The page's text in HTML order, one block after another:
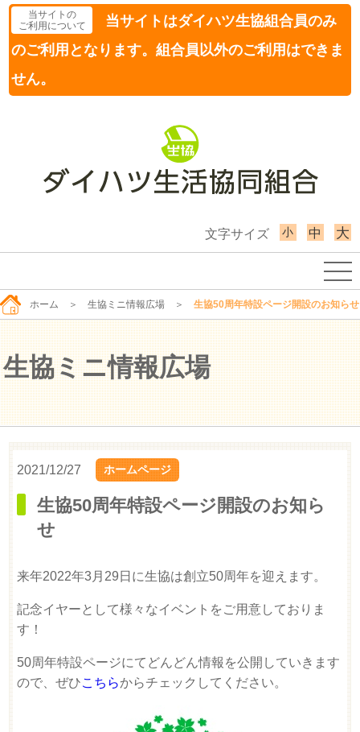
当サイトの
ご利用について
当サイトはダイハツ生協組合員のみ
のご利用となります。組合員以外のご利用はできま
せん。
文字サイズ 小 中 大
ホーム ＞ 生協ミニ情報広場 ＞ 生協50周年特設ページ開設のお知らせ
生協ミニ情報広場
2021/12/27 ホームページ
生協50周年特設ページ開設のお知ら
せ
来年2022年3月29日に生協は創立50周年を迎えます。
記念イヤーとして様々なイベントをご用意しておりま
す！
50周年特設ページにてどんどん情報を公開していきます
ので、ぜひこちらからチェックしてください。